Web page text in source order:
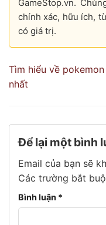
GameStop.vn.
chính xác, hữu ích,
có giá trị.
Tìm hiểu về
nhất
Để lại một bình
Email của bạn sẽ
Các trường bắt
Bình luận *